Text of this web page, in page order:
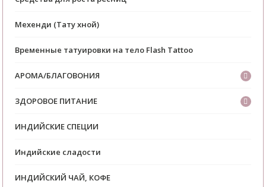
Мехенди (Тату хной)
Временные татуировки на тело Flash Tattoo
АРОМА/БЛАГОВОНИЯ
ЗДОРОВОЕ ПИТАНИЕ
ИНДИЙСКИЕ СПЕЦИИ
Индийские сладости
ИНДИЙСКИЙ ЧАЙ, КОФЕ